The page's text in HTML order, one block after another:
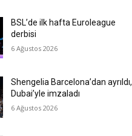
BSL’de ilk hafta Euroleague
derbisi
6 Ağustos 2026
Shengelia Barcelona’dan ayrıldı,
Dubai’yle imzaladı
6 Ağustos 2026